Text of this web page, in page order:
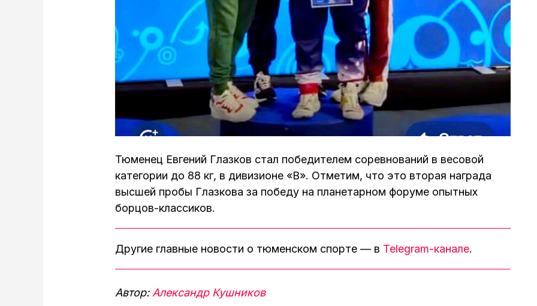
Тюменец Евгений Глазков стал победителем соревнований в весовой
категории до 88 кг, в дивизионе «В». Отметим, что это вторая награда
высшей пробы Глазкова за победу на планетарном форуме опытных
борцов-классиков.
Другие главные новости о тюменском спорте — в Telegram-канале.
Автор: Александр Кушников